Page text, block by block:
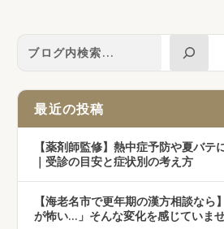
最近の投稿
【薬剤師監修】熱中症予防や夏バテ
｜受診の目安と症状別の考え方
【海老名市で更年期の漢方相談なら
が怖い…」そんな変化を感じていま